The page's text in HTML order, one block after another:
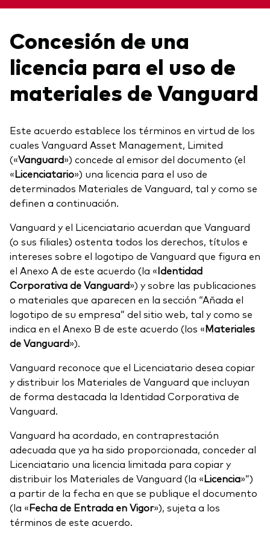
Ver fondos por tipo
Renta fija activa
Renta variable
ETF
Renta fija
Fondos indexados
Multiactivos
Nuestros productos de inversión
Qué ofrecemos
Renta fija activa
Renta variable
ETF
Fondos indexados
Multiactivos
Invierte con nosotros
Supervisión de inversiones
Documentación legal
Eventos y webinars
Análisis de la exposición a índices
Perspectiva económica y de los
mercados de Vanguard
Centro de Investigación para Asesores
(ARC)
Cuantificando el Adviser's Alpha® de Vanguard
Coaching conductual
Client Connect
Contáctanos
Generación V
Prevención de fraude
Concesión de una
licencia para el uso de
materiales de Vanguard
Este acuerdo establece los términos en virtud de los
cuales Vanguard Asset Management, Limited
(«Vanguard») concede al emisor del documento (el
«Licenciatario») una licencia para el uso de
determinados Materiales de Vanguard, tal y como se
definen a continuación.
Vanguard y el Licenciatario acuerdan que Vanguard
(o sus filiales) ostenta todos los derechos, títulos e
intereses sobre el logotipo de Vanguard que figura en
el Anexo A de este acuerdo (la «Identidad
Corporativa de Vanguard») y sobre las publicaciones
o materiales que aparecen en la sección “Añada el
logotipo de su empresa” del sitio web, tal y como se
indica en el Anexo B de este acuerdo (los «Materiales
de Vanguard»).
Vanguard reconoce que el Licenciatario desea copiar
y distribuir los Materiales de Vanguard que incluyan
de forma destacada la Identidad Corporativa de
Vanguard.
Vanguard ha acordado, en contraprestación
adecuada que ya ha sido proporcionada, conceder al
Licenciatario una licencia limitada para copiar y
distribuir los Materiales de Vanguard (la «Licencia»”)
a partir de la fecha en que se publique el documento
(la «Fecha de Entrada en Vigor»), sujeta a los
términos de este acuerdo.